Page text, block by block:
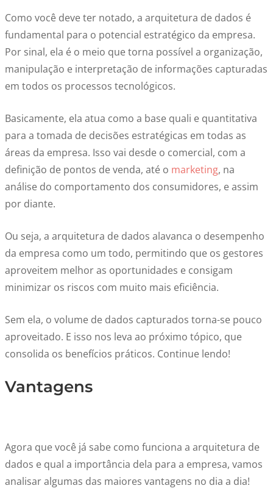
Como você deve ter notado, a arquitetura de dados é
fundamental para o potencial estratégico da empresa.
Por sinal, ela é o meio que torna possível a organização,
manipulação e interpretação de informações capturadas
em todos os processos tecnológicos.
Basicamente, ela atua como a base quali e quantitativa
para a tomada de decisões estratégicas em todas as
áreas da empresa. Isso vai desde o comercial, com a
definição de pontos de venda, até o marketing, na
análise do comportamento dos consumidores, e assim
por diante.
Ou seja, a arquitetura de dados alavanca o desempenho
da empresa como um todo, permitindo que os gestores
aproveitem melhor as oportunidades e consigam
minimizar os riscos com muito mais eficiência.
Sem ela, o volume de dados capturados torna-se pouco
aproveitado. E isso nos leva ao próximo tópico, que
consolida os benefícios práticos. Continue lendo!
Vantagens
Agora que você já sabe como funciona a arquitetura de
dados e qual a importância dela para a empresa, vamos
analisar algumas das maiores vantagens no dia a dia!